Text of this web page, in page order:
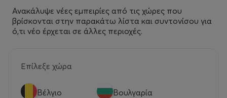
Ανακάλυψε νέες εμπειρίες από τις χώρες που
βρίσκονται στην παρακάτω λίστα και συντονίσου για
ό,τι νέο έρχεται σε άλλες περιοχές.
Επίλεξε χώρα
Βέλγιο Βουλγαρία